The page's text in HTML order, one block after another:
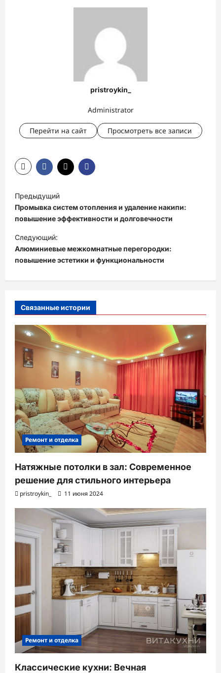
pristroykin_
Administrator
Перейти на сайт Просмотреть все записи
а
в
и
г
а
ц
я
з
а
с
и
Предыдущий
Промывка систем отопления и удаление накипи:
повышение эффективности и долговечности
Следующий:
Алюминиевые межкомнатные перегородки:
повышение эстетики и функциональности
Связанные истории
Ремонт и отделка
Натяжные потолки в зал: Современное
решение для стильного интерьера
pristroykin_ 11 июня 2024
Ремонт и отделка
Классические кухни: Вечная